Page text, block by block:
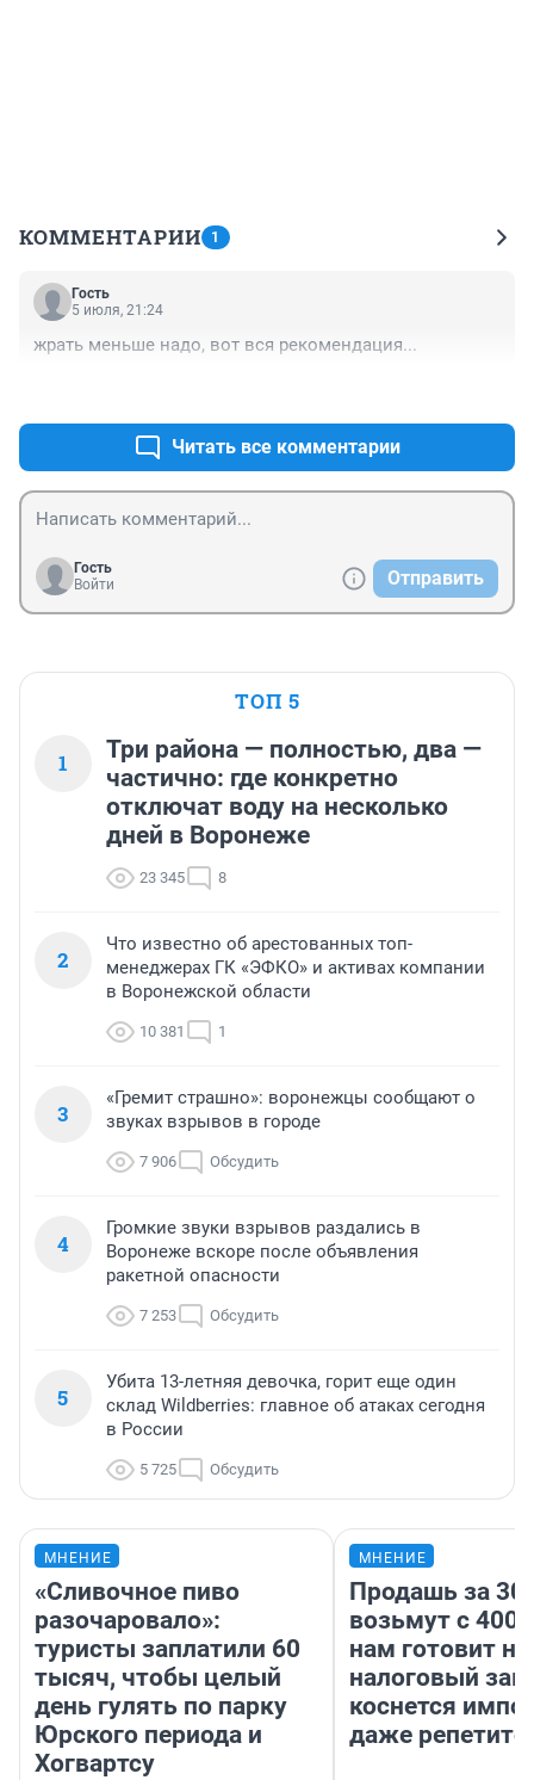
КОММЕНТАРИИ 1
Гость
5 июля, 21:24
жрать меньше надо, вот вся рекомендация...
Читать все комментарии
Гость
Войти
Отправить
ТОП 5
1
Три района — полностью, два —
частично: где конкретно
отключат воду на несколько
дней в Воронеже
23 345 8
2
Что известно об арестованных топ-
менеджерах ГК «ЭФКО» и активах компании
в Воронежской области
10 381 1
3
«Гремит страшно»: воронежцы сообщают о
звуках взрывов в городе
7 906 Обсудить
4
Громкие звуки взрывов раздались в
Воронеже вскоре после объявления
ракетной опасности
7 253 Обсудить
5
Убита 13-летняя девочка, горит еще один
склад Wildberries: главное об атаках сегодня
в России
5 725 Обсудить
МНЕНИЕ
«Сливочное пиво
разочаровало»:
туристы заплатили 60
тысяч, чтобы целый
день гулять по парку
Юрского периода и
Хогвартсу
МНЕНИЕ
Продашь за
возьмут с
нам готовит
налоговый
коснется
даже